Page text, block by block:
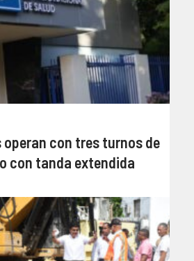
operan con tres turnos de
con tanda extendida